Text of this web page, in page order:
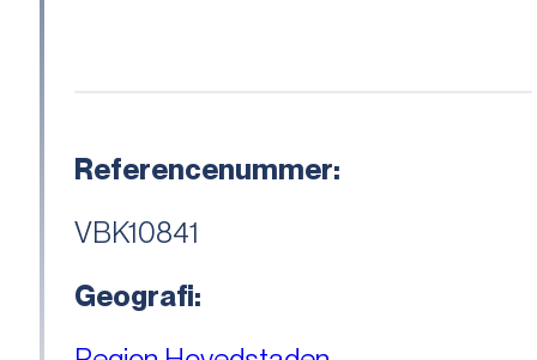
Referencenummer:
VBK10841
Geografi: